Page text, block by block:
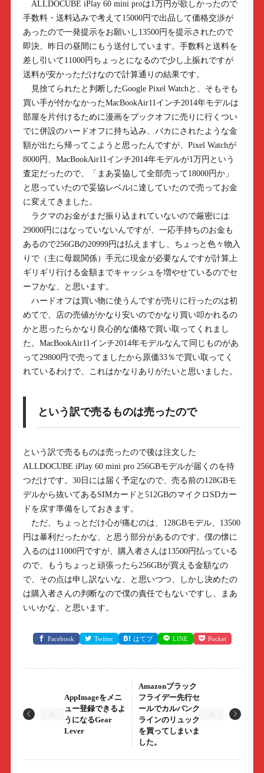
ALLDOCUBE iPlay 60 mini proは1万円が欲しかったので
手数料・送料込みで考えて15000円で出品して価格交渉が
あったので一発提示をお願いし13500円を提示されたので
即決、昨日の昼間にもう送付しています。手数料と送料を
差し引いて11000円ちょっとになるので少し上振れですが
送料が安かっただけなので計算通りの結果です。
見捨てられたと判断したGoogle Pixel Watchと、そもそも
買い手が付かなかったMacBookAir11インチ2014年モデルは
部屋を片付けるために漫画をブックオフに売りに行くつい
でに併設のハードオフに持ち込み、バカにされたような金
額が出たら帰ってこようと思ったんですが、Pixel Watchが
8000円、MacBookAir11インチ2014年モデルが1万円という
査定だったので、「まあ妥協して全部売って18000円か」
と思っていたので妥協レベルに達していたので売ってお金
に変えてきました。
ラクマのお金がまだ振り込まれていないので厳密には
29000円にはなっていないんですが、一応手持ちのお金も
あるので256GBの20999円は払えますし、ちょっと色々物入
りで（主に母親関係）手元に現金が必要なんですが計算上
ギリギリ行ける金額までキャッシュを増やせているのでセ
ーフかな、と思います。
ハードオフは買い物に使うんですが売りに行ったのは初
めてで、店の売値がかなり安いのでかなり買い叩かれるの
かと思ったらかなり良心的な価格で買い取ってくれまし
た。MacBookAir11インチ2014年モデルなんて同じものがあ
って29800円で売ってましたから原価33％で買い取ってく
れているわけで、これはかなりありがたいと思いました。
という訳で売るものは売ったので
という訳で売るものは売ったので後は注文した
ALLDOCUBE iPlay 60 mini pro 256GBモデルが届くのを待
つだけです。30日には届く予定なので、売る前の128GBモ
デルから抜いてあるSIMカードと512GBのマイクロSDカー
ドを戻す準備をしておきます。
ただ、ちょっとだけ心が痛むのは、128GBモデル、13500
円は暴利だったかな、と思う部分があるのです。僕の懐に
入るのは11000円ですが、購入者さんは13500円払っている
ので、もうちょっと頑張ったら256GBが買える金額なの
で、その点は申し訳ないな、と思いつつ、しかし決めたの
は購入者さんの判断なので僕の責任でもないですし、まあ
いいかな、と思います。
Facebook Twitter はてブ LINE Pocket
AppImageをメニ
ュー登録できるよ
うになるGear
Lever
Amazonブラック
フライデー先行セ
ールでカルバンク
ラインのリュック
を買ってしまいま
した。